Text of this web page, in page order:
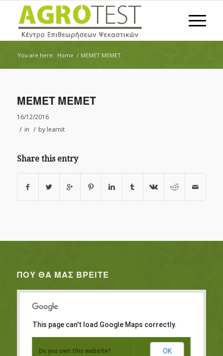
You are here: Home / ΜΕΜΕΤ ΜΕΜΕΤ
ΜΕΜΕΤ ΜΕΜΕΤ
16/12/2016
/ in / by learnit
Share this entry
ΠΟΥ ΘΑ ΜΑΣ ΒΡΕΊΤΕ
This page can't load Google Maps correctly.
Do you own this website? OK